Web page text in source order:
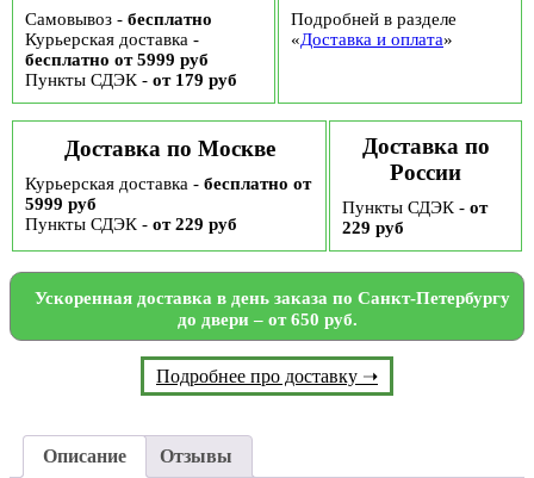
мкм
Самовывоз - бесплатно
Курьерская доставка -
бесплатно от 5999 руб
Пункты СДЭК - от 179 руб
Подробней в разделе
«Доставка и оплата»
Доставка по Москве
Курьерская доставка - бесплатно от
5999 руб
Пункты СДЭК - от 229 руб
Доставка по
России
Пункты СДЭК - от
229 руб
Ускоренная доставка в день заказа по Санкт-Петербургу
до двери – от 650 руб.
Подробнее про доставку ➝
Описание Отзывы